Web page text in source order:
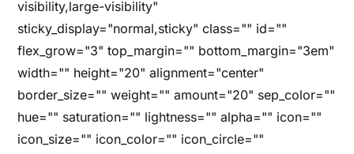
visibility,large-visibility"
sticky_display="normal,sticky" class="" id=""
flex_grow="3" top_margin="" bottom_margin="3em"
width="" height="20" alignment="center"
border_size="" weight="" amount="20" sep_color=""
hue="" saturation="" lightness="" alpha="" icon=""
icon_size="" icon_color="" icon_circle=""